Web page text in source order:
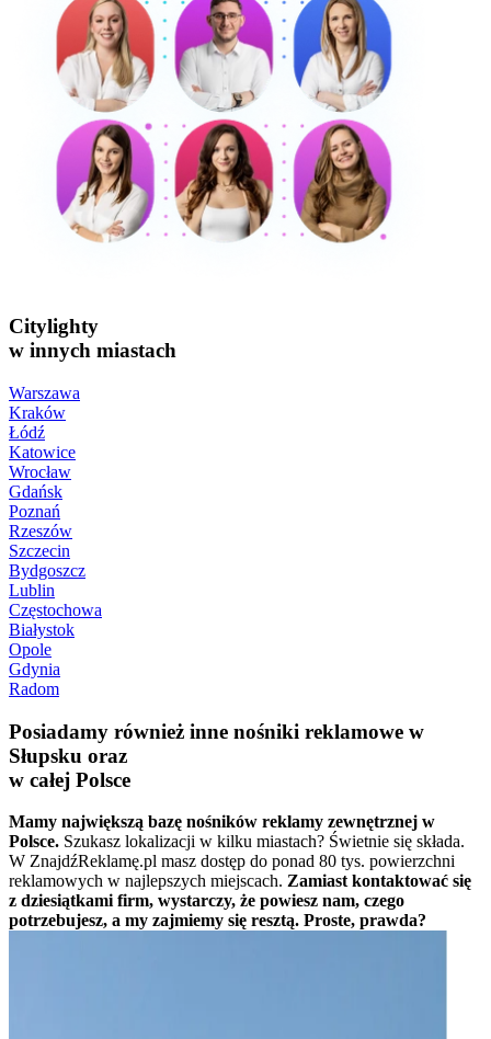
Citylighty
w innych miastach
Warszawa
Kraków
Łódź
Katowice
Wrocław
Gdańsk
Poznań
Rzeszów
Szczecin
Bydgoszcz
Lublin
Częstochowa
Białystok
Opole
Gdynia
Radom
Posiadamy również inne nośniki reklamowe w
Słupsku oraz
w całej Polsce
Mamy największą bazę nośników reklamy zewnętrznej w
Polsce. Szukasz lokalizacji w kilku miastach? Świetnie się składa.
W ZnajdźReklamę.pl masz dostęp do ponad 80 tys. powierzchni
reklamowych w najlepszych miejscach. Zamiast kontaktować się
z dziesiątkami firm, wystarczy, że powiesz nam, czego
potrzebujesz, a my zajmiemy się resztą. Proste, prawda?